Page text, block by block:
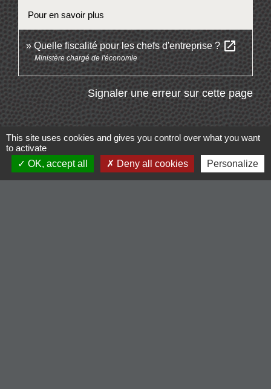
Pour en savoir plus
Quelle fiscalité pour les chefs d'entreprise ?open_in_new
Ministère chargé de l'économie
Signaler une erreur sur cette page
Contacts
This site uses cookies and gives you control over what you want
to activate
OK, accept all
Deny all cookies Personalize